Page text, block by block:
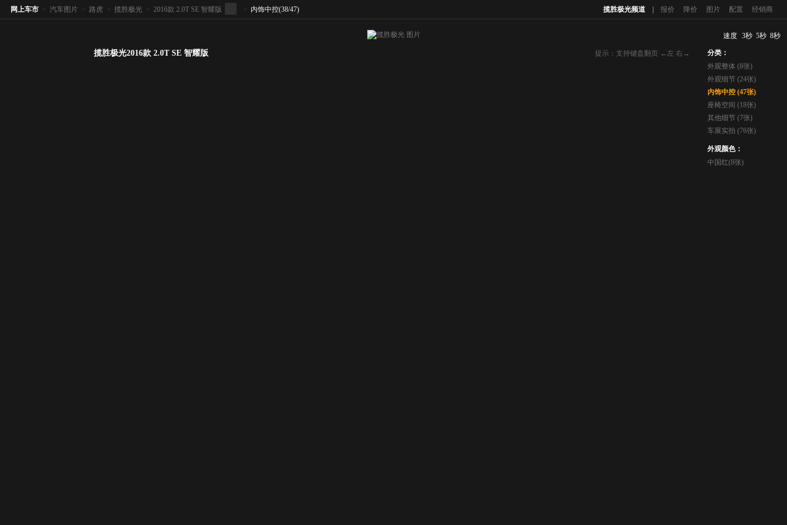
揽胜极光频道 报价 降价 图片 配置 经销商
网上车市 > 汽车图片 > 路虎 > 揽胜极光 > 2016款 2.0T SE 智耀版 > 内饰中控(38/47)
提示：支持键盘翻页 ←左 右→
揽胜极光2016款 2.0T SE 智耀版
速度 3秒 5秒 8秒
分类：
外观整体 (8张)
外观细节 (24张)
内饰中控 (47张)
座椅空间 (18张)
其他细节 (7张)
车展实拍 (76张)
外观颜色：
中国红(8张)